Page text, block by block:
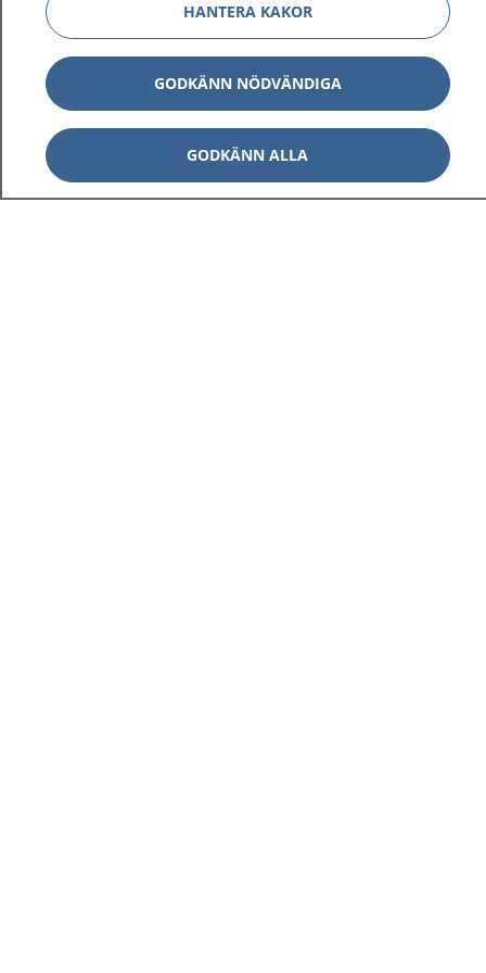
HANTERA KAKOR
GODKÄNN NÖDVÄNDIGA
GODKÄNN ALLA